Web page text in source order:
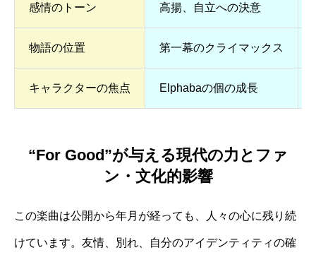
感情のトーン 高揚、自立への決意
物語の位置 第一幕のクライマックス
キャラクターの焦点 Elphabaの個の成長
“For Good”が与える現代の力とファ
ン・文化的影響
この楽曲は公開から年月が経っても、人々の心に残り続
けています。友情、別れ、自分のアイデンティティの確